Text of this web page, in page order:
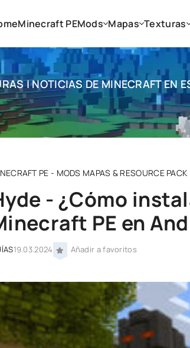
Minecraft PEMods Mapas Texturas
| NOTICIAS DE MINECRAFT EN
PE - MODS MAPAS & RESOURCE PACK
- ¿Cómo
PE en
19.03.2024 Añadir a favoritos